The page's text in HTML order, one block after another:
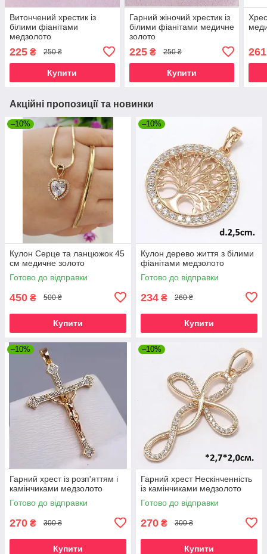
Витончений хрестик із
білими фіанітами
медзолото
225 ₴ 250 ₴
Купити
Гарний жіночий хрестик із
білими фіанітами медичне
золото
225₴ 250 ₴
Купити
261
Акційні пропозиції та новинки
–10%
Кулон Серце та ланцюжок 45
см медичне золото
Готово до відправки
450 ₴ 500 ₴
Купити
–10%
Кулон дерево життя з білими
фіанітами медзолото
Готово до відправки
234 ₴ 260 ₴
Купити
–10%
Гарний хрест із розп'яттям і
камінчиками медзолото
Готово до відправки
270 ₴ 300 ₴
Купити
–10%
Гарний хрест Нескінченність
із камінчиками медзолото
Готово до відправки
270 ₴ 300 ₴
Купити